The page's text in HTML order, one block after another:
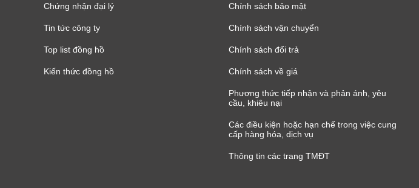
Chứng nhận đại lý
Tin tức công ty
Top list đồng hồ
Kiến thức đồng hồ
Chính sách bảo mật
Chính sách vận chuyển
Chính sách đổi trả
Chính sách về giá
Phương thức tiếp nhận và phản ánh, yêu
cầu, khiêu nại
Các điều kiện hoặc hạn chế trong việc cung
cấp hàng hóa, dịch vụ
Thông tin các trang TMĐT